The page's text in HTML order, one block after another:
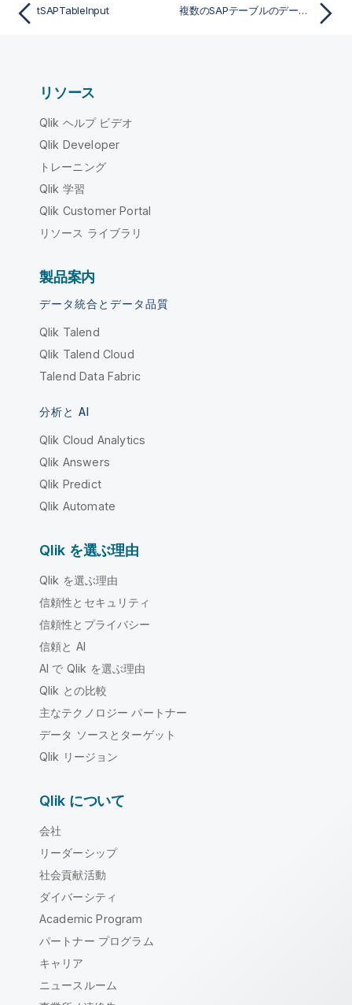
tSAPTableInput 複数のSAPテーブルのデータを集計およびフィルタリングする
リソース
Qlik ヘルプ ビデオ
Qlik Developer
トレーニング
Qlik 学習
Qlik Customer Portal
リソース ライブラリ
製品案内
データ統合とデータ品質
Qlik Talend
Qlik Talend Cloud
Talend Data Fabric
分析と AI
Qlik Cloud Analytics
Qlik Answers
Qlik Predict
Qlik Automate
Qlik を選ぶ理由
Qlik を選ぶ理由
信頼性とセキュリティ
信頼性とプライバシー
信頼と AI
AI で Qlik を選ぶ理由
Qlik との比較
主なテクノロジー パートナー
データ ソースとターゲット
Qlik リージョン
Qlik について
会社
リーダーシップ
社会貢献活動
ダイバーシティ
Academic Program
パートナー プログラム
キャリア
ニュースルーム